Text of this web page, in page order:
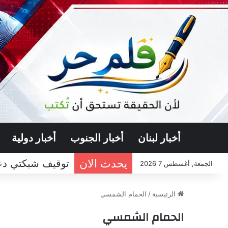
أخبار لبنان أخبار الجنوب أخبار دولية
الجمعة, أغسطس 7 2026 يحدث الان توقيف شبكتي
الرئيسية / الحمام الشمسي
الحمام الشمسي